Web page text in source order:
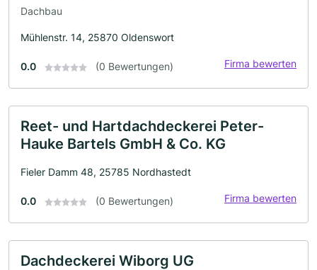
Dachbau
Mühlenstr. 14, 25870 Oldenswort
0.0 (0 Bewertungen) Firma bewerten
Reet- und Hartdachdeckerei Peter-
Hauke Bartels GmbH & Co. KG
Fieler Damm 48, 25785 Nordhastedt
0.0 (0 Bewertungen) Firma bewerten
Dachdeckerei Wiborg UG